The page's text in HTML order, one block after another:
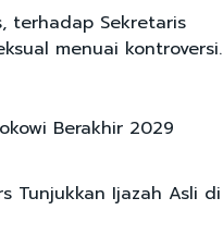
terhadap Sekretaris
menuai kontroversi.
Berakhir 2029
Tunjukkan Ijazah Asli di